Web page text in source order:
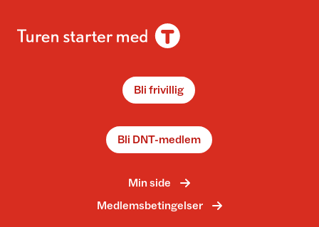
Bli frivillig
Bli DNT-medlem
Min side
Medlemsbetingelser